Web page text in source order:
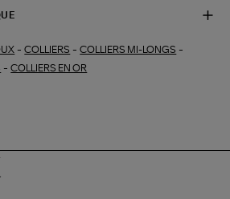
-COLLIERS -COLLIERS MI-LONGS -
-COLLIERS EN OR